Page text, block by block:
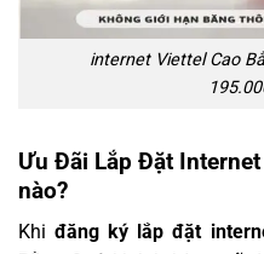
internet Viettel Cao
Ưu Đãi Lắp Đặt
nào?
Khiđăng ký lắp đặt